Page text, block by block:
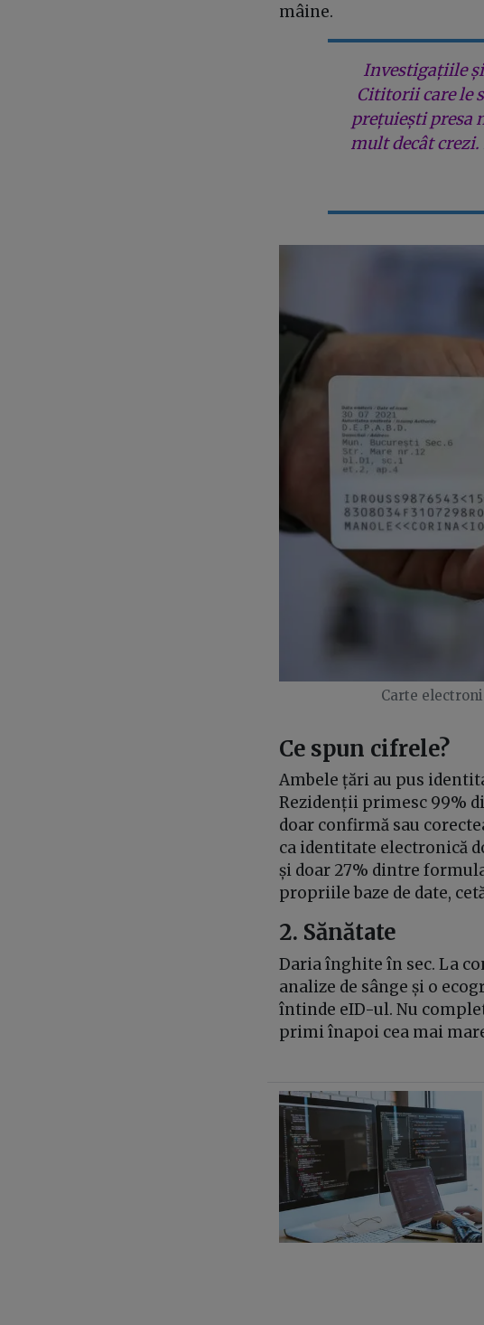
mâine.
Investigațiile
Cititorii care le
prețuiești presa
mult decât crezi.
Carte
Ce spun cifrele?
Ambele țări au pus
Rezidenții primesc 99%
doar confirmă sau
ca identitate electronică
și doar 27% dintre
propriile baze de date,
2. Sănătate
Daria înghite în sec. La
analize de sânge și o
întinde eID-ul. Nu
primi înapoi cea mai